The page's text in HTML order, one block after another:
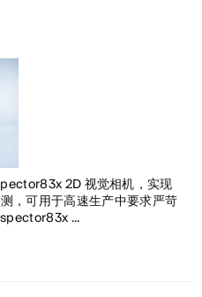
2D 视觉相机，实现
，可用于高速生产中要求严苛
...